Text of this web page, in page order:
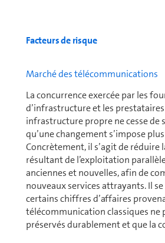
Facteurs de risque
Marché des télécom­mu­ni­ca­tions
La concur­rence exercée par les
d’infrastructure et les prestataires
infrastructure propre ne cesse de
qu’une chan­ge­ment s’impose
Concrètement, il s’agit de réduire
résultant de l’ex­ploi­ta­tion
anciennes et nouvelles, afin de
nouveaux ser­vices attrayants. Il
certains chiffres d’af­faires
télécom­mu­ni­ca­tion classiques ne
préservés durablement et que la